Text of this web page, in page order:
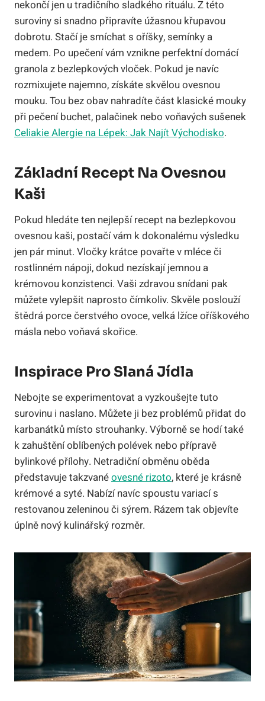
nekončí jen u tradičního sladkého rituálu. Z této
suroviny si snadno připravíte úžasnou křupavou
dobrotu. Stačí je smíchat s oříšky, semínky a
medem. Po upečení vám vznikne perfektní domácí
granola z bezlepkových vloček. Pokud je navíc
rozmixujete najemno, získáte skvělou ovesnou
mouku. Tou bez obav nahradíte část klasické mouky
při pečení buchet, palačinek nebo voňavých sušenek
Celiakie Alergie na Lépek: Jak Najít Východisko.
Základní Recept Na Ovesnou
Kaši
Pokud hledáte ten nejlepší recept na bezlepkovou
ovesnou kaši, postačí vám k dokonalému výsledku
jen pár minut. Vločky krátce povařte v mléce či
rostlinném nápoji, dokud nezískají jemnou a
krémovou konzistenci. Vaši zdravou snídani pak
můžete vylepšit naprosto čímkoliv. Skvěle poslouží
štědrá porce čerstvého ovoce, velká lžíce oříškového
másla nebo voňavá skořice.
Inspirace Pro Slaná Jídla
Nebojte se experimentovat a vyzkoušejte tuto
surovinu i naslano. Můžete ji bez problémů přidat do
karbanátků místo strouhanky. Výborně se hodí také
k zahuštění oblíbených polévek nebo přípravě
bylinkové přílohy. Netradiční obměnu oběda
představuje takzvanéovesné rizoto, které je krásně
krémové a syté. Nabízí navíc spoustu variací s
restovanou zeleninou či sýrem. Rázem tak objevíte
úplně nový kulinářský rozměr.